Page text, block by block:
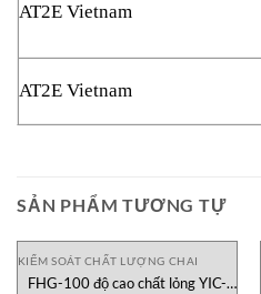
AT2E Vietnam
AT2E Vietnam
SẢN PHẨM TƯƠNG TỰ
KIỂM SOÁT CHẤT LƯỢNG CHAI
FHG-100 độ cao chất lỏng YIC-